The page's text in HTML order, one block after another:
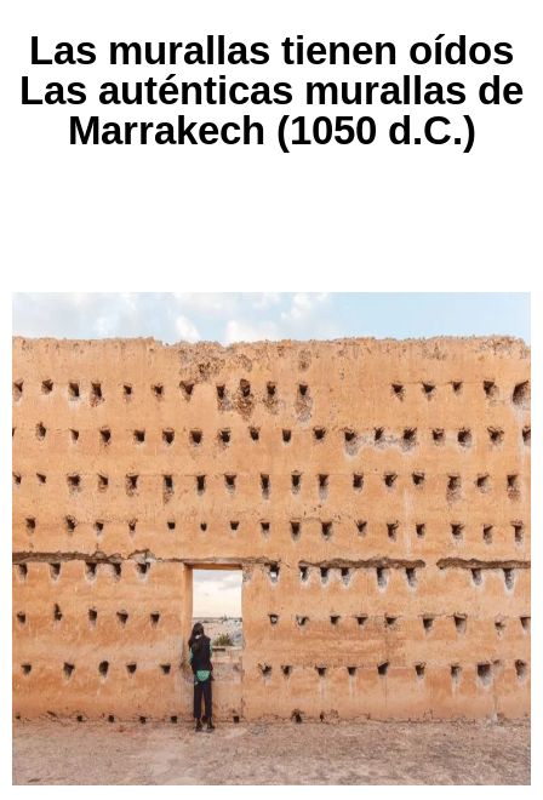
Las murallas tienen oídos
Las auténticas murallas de
Marrakech (1050 d.C.)